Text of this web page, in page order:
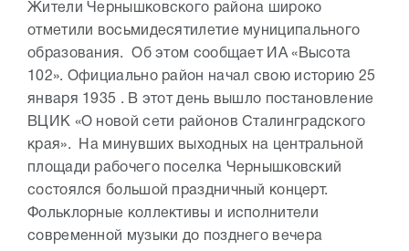
Жители Чернышковского района широко
отметили восьмидесятилетие муниципального
образования. Об этом сообщает ИА «Высота
102». Официально район начал свою историю 25
января 1935 . В этот день вышло постановление
ВЦИК «О новой сети районов Сталинградского
края». На минувших выходных на центральной
площади рабочего поселка Чернышковский
состоялся большой праздничный концерт.
Фольклорные коллективы и исполнители
современной музыки до позднего вечера